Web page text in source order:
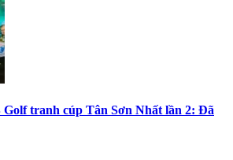
Golf tranh cúp Tân Sơn Nhất lần 2: Đã